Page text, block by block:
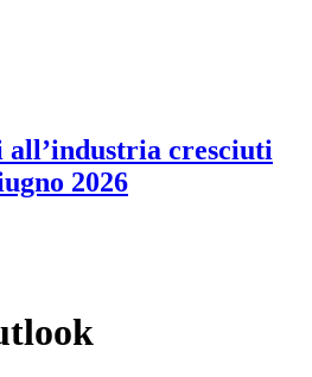
cresciuti
2026